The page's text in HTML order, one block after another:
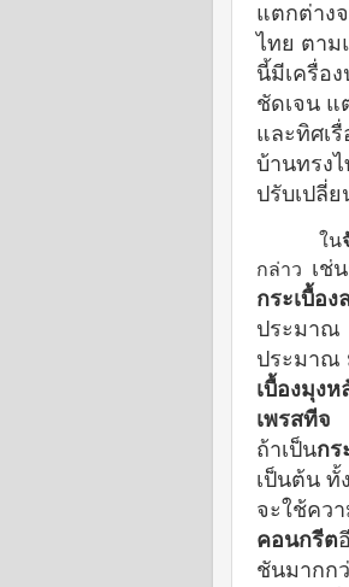
แตกต่าง
ไทย ตาม
นี้มีเครื่อ
ชัดเจน แ
และทิศเ
บ้านทรง
ปรับเปลี่ย
ใน
กล่าว เช่
กระเบื้อง
ประมาณ
ประมาณ
เบื้องมุงห
เพรสทีจ
ถ้าเป็นกร
เป็นต้น ทั้
จะใช้คว
คอนกรีต
ชันมากก